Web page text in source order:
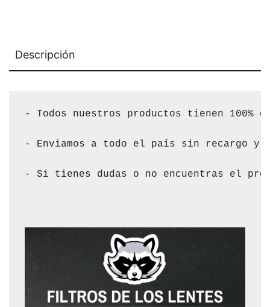
Descripción
- Todos nuestros productos tienen 100%
- Enviamos a todo el país sin recargo y
- Si tienes dudas o no encuentras el